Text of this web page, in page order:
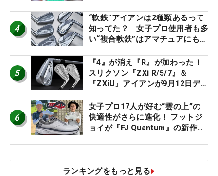
ー』 #女子プロセッティング
4
“軟鉄”アイアンは2種類あるって
知ってた？ 女子プロ使用者も多
い“複合軟鉄”はアマチュアにもオ
5
『4』が消え『R』が加わった！
スリクソン『ZXi R/5/7』＆
『ZXiU』アイアンが9月12日デ
6
女子プロ17人が好む“雲の上”の
快適性がさらに進化！ フットジ
ョイが『FJ Quantum』の新作を
ランキングをもっと見る